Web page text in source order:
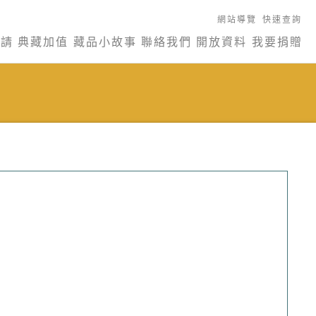
網站導覽 快速查詢
典藏加值 藏品小故事 聯絡我們 開放資料 我要捐贈